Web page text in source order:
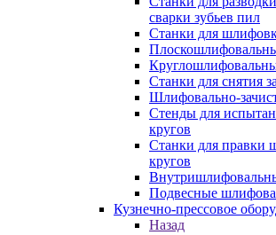
сварки зубьев пил
Станки для
Станки для снятия
Шлифовально-
Стенды для
кругов
Станки для правки
кругов
Подвесные
Кузнечно-прессовое
Назад